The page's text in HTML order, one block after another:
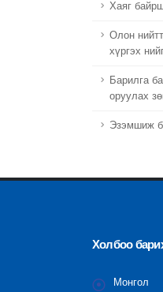
Хаяг
Олон
хүргэх
Барилга
оруулах
Эзэмшиж
Холбоо
Монгол